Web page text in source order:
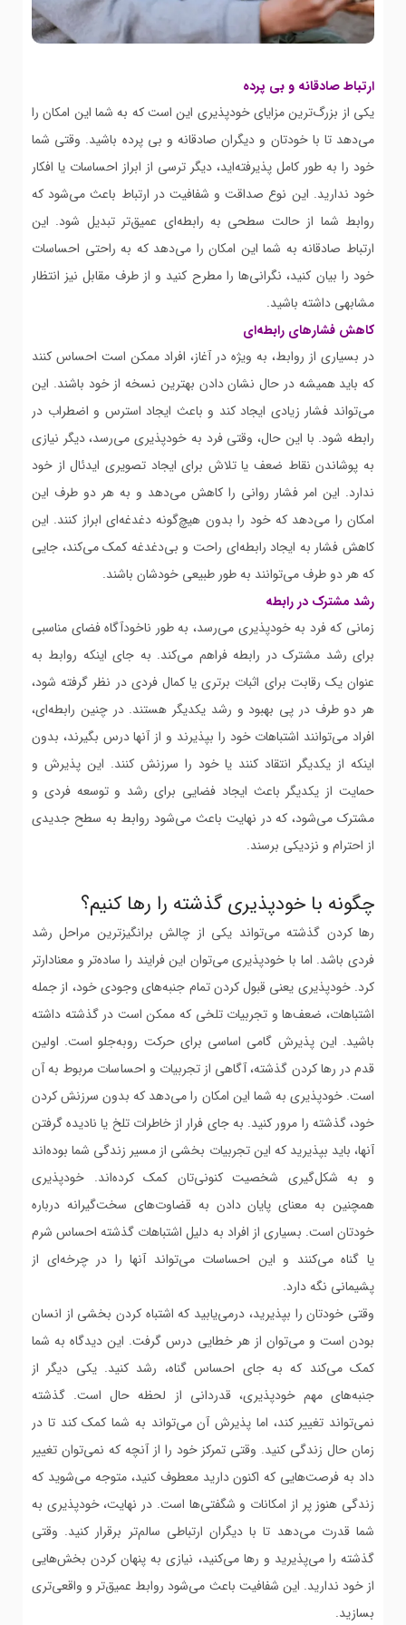
ارتباط صادقانه و بی پرده
یکی از بزرگ‌ترین مزایای خودپذیری این است که به شما این امکان را
می‌دهد تا با خودتان و دیگران صادقانه و بی پرده باشید. وقتی شما
خود را به طور کامل پذیرفته‌اید، دیگر ترسی از ابراز احساسات یا افکار
خود ندارید. این نوع صداقت و شفافیت در ارتباط باعث می‌شود که
روابط شما از حالت سطحی به رابطه‌ای عمیق‌تر تبدیل شود. این
ارتباط صادقانه به شما این امکان را می‌دهد که به راحتی احساسات
خود را بیان کنید، نگرانی‌ها را مطرح کنید و از طرف مقابل نیز انتظار
مشابهی داشته باشید.
کاهش فشارهای رابطه‌ای
در بسیاری از روابط، به ویژه در آغاز، افراد ممکن است احساس کنند
که باید همیشه در حال نشان دادن بهترین نسخه از خود باشند. این
می‌تواند فشار زیادی ایجاد کند و باعث ایجاد استرس و اضطراب در
رابطه شود. با این حال، وقتی فرد به خودپذیری می‌رسد، دیگر نیازی
به پوشاندن نقاط ضعف یا تلاش برای ایجاد تصویری ایدئال از خود
ندارد. این امر فشار روانی را کاهش می‌دهد و به هر دو طرف این
امکان را می‌دهد که خود را بدون هیچ‌گونه دغدغه‌ای ابراز کنند. این
کاهش فشار به ایجاد رابطه‌ای راحت و بی‌دغدغه کمک می‌کند، جایی
که هر دو طرف می‌توانند به طور طبیعی خودشان باشند.
رشد مشترک در رابطه
زمانی که فرد به خودپذیری می‌رسد، به طور ناخودآگاه فضای مناسبی
برای رشد مشترک در رابطه فراهم می‌کند. به جای اینکه روابط به
عنوان یک رقابت برای اثبات برتری یا کمال فردی در نظر گرفته شود،
هر دو طرف در پی بهبود و رشد یکدیگر هستند. در چنین رابطه‌ای،
افراد می‌توانند اشتباهات خود را بپذیرند و از آنها درس بگیرند، بدون
اینکه از یکدیگر انتقاد کنند یا خود را سرزنش کنند. این پذیرش و
حمایت از یکدیگر باعث ایجاد فضایی برای رشد و توسعه فردی و
مشترک می‌شود، که در نهایت باعث می‌شود روابط به سطح جدیدی
از احترام و نزدیکی برسند.
چگونه با خودپذیری گذشته را رها کنیم؟
رها کردن گذشته می‌تواند یکی از چالش برانگیزترین مراحل رشد
فردی باشد. اما با خودپذیری می‌توان این فرایند را ساده‌تر و معنادارتر
کرد. خودپذیری یعنی قبول کردن تمام جنبه‌های وجودی خود، از جمله
اشتباهات، ضعف‌ها و تجربیات تلخی که ممکن است در گذشته داشته
باشید. این پذیرش گامی اساسی برای حرکت روبه‌جلو است. اولین
قدم در رها کردن گذشته، آگاهی از تجربیات و احساسات مربوط به آن
است. خودپذیری به شما این امکان را می‌دهد که بدون سرزنش کردن
خود، گذشته را مرور کنید. به جای فرار از خاطرات تلخ یا نادیده گرفتن
آنها، باید بپذیرید که این تجربیات بخشی از مسیر زندگی شما بوده‌اند
و به شکل‌گیری شخصیت کنونی‌تان کمک کرده‌اند. خودپذیری
همچنین به معنای پایان دادن به قضاوت‌های سخت‌گیرانه درباره
خودتان است. بسیاری از افراد به دلیل اشتباهات گذشته احساس شرم
یا گناه می‌کنند و این احساسات می‌تواند آنها را در چرخه‌ای از
پشیمانی نگه دارد.
وقتی خودتان را بپذیرید، درمی‌یابید که اشتباه کردن بخشی از انسان
بودن است و می‌توان از هر خطایی درس گرفت. این دیدگاه به شما
کمک می‌کند که به جای احساس گناه، رشد کنید. یکی دیگر از
جنبه‌های مهم خودپذیری، قدردانی از لحظه حال است. گذشته
نمی‌تواند تغییر کند، اما پذیرش آن می‌تواند به شما کمک کند تا در
زمان حال زندگی کنید. وقتی تمرکز خود را از آنچه که نمی‌توان تغییر
داد به فرصت‌هایی که اکنون دارید معطوف کنید، متوجه می‌شوید که
زندگی هنوز پر از امکانات و شگفتی‌ها است. در نهایت، خودپذیری به
شما قدرت می‌دهد تا با دیگران ارتباطی سالم‌تر برقرار کنید. وقتی
گذشته را می‌پذیرید و رها می‌کنید، نیازی به پنهان کردن بخش‌هایی
از خود ندارید. این شفافیت باعث می‌شود روابط عمیق‌تر و واقعی‌تری
بسازید.